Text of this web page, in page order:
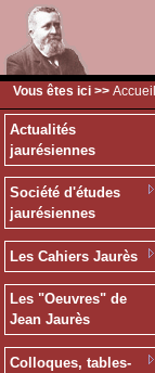
Vous êtes ici >> Accueil
Actualités
jaurésiennes
Société d'études
jaurésiennes
Les Cahiers Jaurès
Les "Oeuvres" de
Jean Jaurès
Colloques, tables-